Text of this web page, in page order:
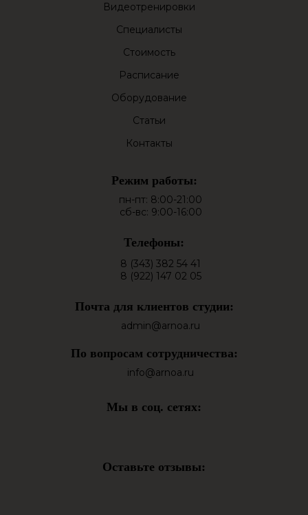
Видеотренировки
Специалисты
Стоимость
Расписание
Оборудование
Статьи
Контакты
Режим работы:
пн-пт: 8:00-21:00
сб-вс: 9:00-16:00
Телефоны:
8 (343) 382 54 41
8 (922) 147 02 05
Почта для клиентов студии:
admin@arnoa.ru
По вопросам сотрудничества:
info@arnoa.ru
Мы в соц. сетях:
Оставьте отзывы: